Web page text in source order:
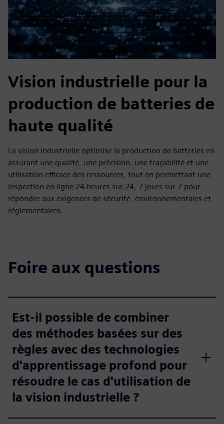
Vision industrielle pour la
production de batteries de
haute qualité
La vision industrielle optimise la production de batteries en
assurant une qualité, une précision, une traçabilité et une
utilisation efficace des ressources, tout en permettant une
inspection en ligne 24 heures sur 24, 7 jours sur 7 pour
répondre aux exigences de sécurité, environnementales et
réglementaires.
Foire aux questions
Est-il possible de combiner
des méthodes basées sur des
règles avec des technologies
d'apprentissage profond pour
résoudre le cas d'utilisation de
la vision industrielle ?